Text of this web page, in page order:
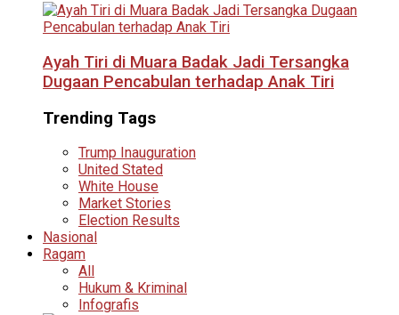
Ayah Tiri di Muara Badak Jadi Tersangka
Dugaan Pencabulan terhadap Anak Tiri
Trending Tags
Trump Inauguration
United Stated
White House
Market Stories
Election Results
Nasional
Ragam
All
Hukum & Kriminal
Infografis